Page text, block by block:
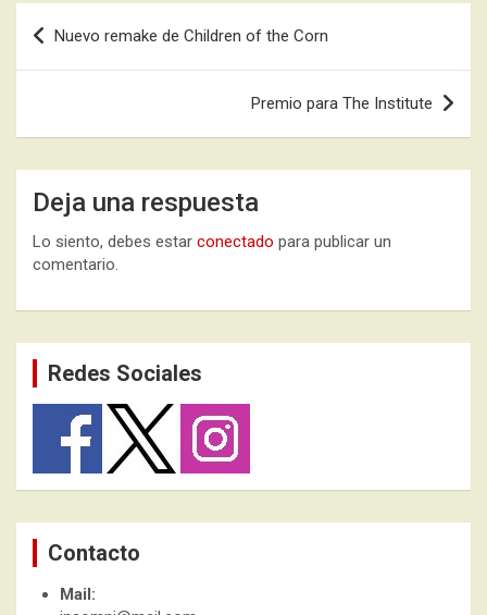
Navegación
de
Nuevo remake de Children of the Corn
Premio para The Institute
Deja una respuesta
Lo siento, debes estar conectado para publicar un
comentario.
Redes Sociales
Contacto
Mail: